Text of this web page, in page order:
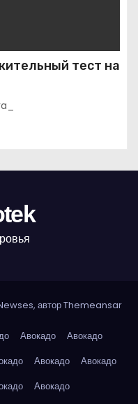
тест на
авторThemeansar
Авокадо
Авокадо
Авокадо
Авокадо
Авокадо